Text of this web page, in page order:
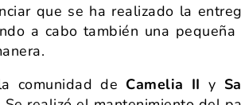
que se ha realizado la
a cabo también una
comunidad de Camelia II y